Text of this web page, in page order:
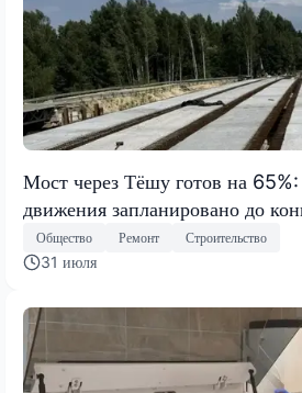
Мост через Тёшу готов на
движения запланировано до
Общество Ремонт Строительство
31 июля